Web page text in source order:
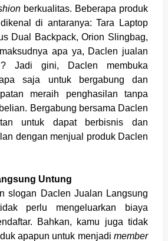
berkualitas. Beberapa produk
di antaranya: Tara Laptop
Dual Backpack, Orion Slingbag,
apa ya, Daclen jualan
Jadi gini, Daclen membuka
saja untuk bergabung dan
meraih penghasilan tanpa
Bergabung bersama Daclen
untuk dapat berbisnis dan
dengan menjual produk Daclen
Untung
slogan Daclen Jualan Langsung
perlu mengeluarkan biaya
Bahkan, kamu juga tidak
apapun untuk menjadimember